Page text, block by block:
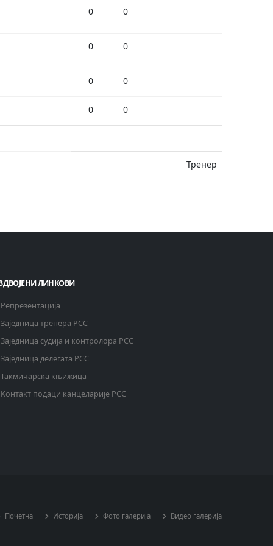
0 0
0 0
0 0
0 0
Тренер
ЛИНКОВИ
Репрезентација
Заједница тренера РСС
Заједница судија и контролора РСС
Заједница делегата РСС
Такмичарска књижица
Контакт подаци канцеларије РСС
Почетна Историја Фото галерија Видео галерија